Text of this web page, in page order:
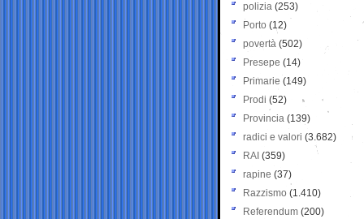
polizia (253)
Porto (12)
povertà (502)
Presepe (14)
Primarie (149)
Prodi (52)
Provincia (139)
radici e valori (3.682)
RAI (359)
rapine (37)
Razzismo (1.410)
Referendum (200)